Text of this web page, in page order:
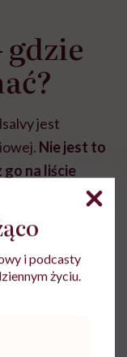
gdzie
jest
Nie jest to
na liście
wykonać go
kontrolą
na
kosztów.
leczysz się
i podcasty
życiu.